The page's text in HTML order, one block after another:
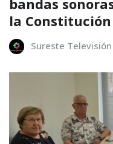
bandas
la Constitución
Sureste Televisión